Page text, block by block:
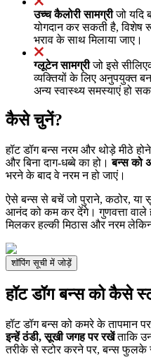
उच्च कैलोरी सामग्रीजो यदि
योगदान कर सकती है,
भराव के साथ मिलाया जाए।
ग्लूटेन सामग्रीजो इसे
व्यक्तियों के लिए अनुपयुक्त
अन्य स्वास्थ्य समस्याएं हो
कैसे चुनें?
हॉट डॉग बन्स नरम और थोड़े मीठे होने
और बिना दाग-धब्बे का हो।बन्स को
भरने के बाद वे नरम न हो जाएं।
ऐसे बन्स से बचें जो पुराने, कठोर, या
आनंद को कम कर देंगे। गुणवत्ता वाले
मिलकर हल्की मिठास और नरम
शॉपिंग सूची में जोड़ें
हॉट डॉग बन्स को कैसे
हॉट डॉग बन्स को कमरे के तापमान
इन्हें ठंडी, सूखी जगह पर रखेंताकि
तरीके से स्टोर करने पर, बन्स फुलके